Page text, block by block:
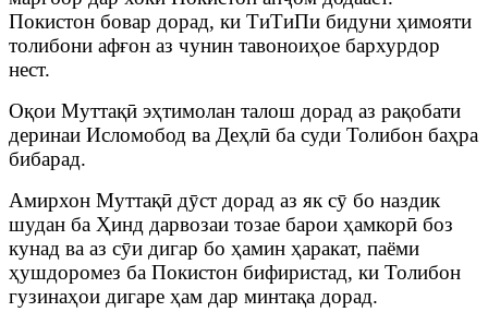
Покистон бовар дорад, ки ТиТиПи бидуни ҳимояти
толибони афғон аз чунин тавоноиҳое бархурдор
нест.
Оқои Муттақӣ эҳтимолан талош дорад аз рақобати
деринаи Исломобод ва Деҳлӣ ба суди Толибон баҳра
бибарад.
Амирхон Муттақӣ дӯст дорад аз як сӯ бо наздик
шудан ба Ҳинд дарвозаи тозае барои ҳамкорӣ боз
кунад ва аз сӯи дигар бо ҳамин ҳаракат, паёми
ҳушдоромез ба Покистон бифиристад, ки Толибон
гузинаҳои дигаре ҳам дар минтақа дорад.